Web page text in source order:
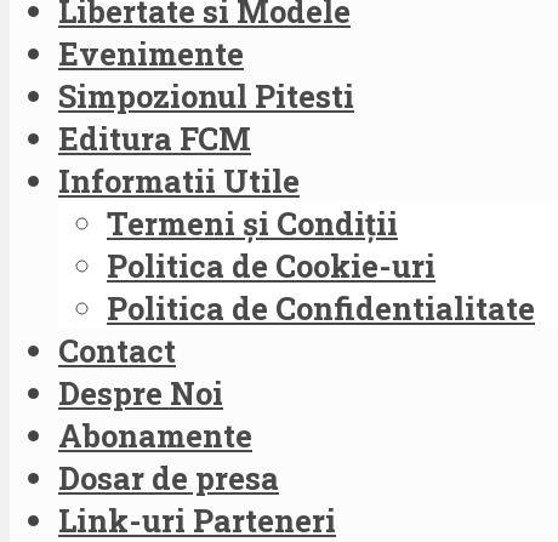
Libertate si Modele
Evenimente
Simpozionul Pitesti
Editura FCM
Informatii Utile
Termeni și Condiții
Politica de Cookie-uri
Politica de Confidentialitate
Contact
Despre Noi
Abonamente
Dosar de presa
Link-uri Parteneri